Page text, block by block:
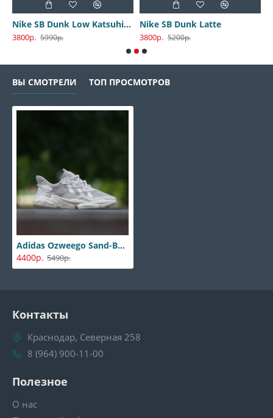
Nike SB Dunk Low Katsuhiro Otomo
3800р. 5990р.
Nike SB Dunk Latte
3800р. 5200р.
ВЫ СМОТРЕЛИ ТОП ПРОСМОТРОВ
Adidas Ozweego Sand-Beige
4400р. 5490р.
Контакты
Краснодар, Северная 258
8 (964) 900-11-00
Полезное
О нас